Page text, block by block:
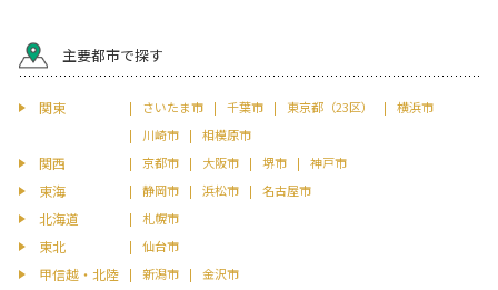
主要都市で探す
関東 さいたま市 千葉市 東京都（23区）
横浜市
川崎市
相模原市
関西 京都市 大阪市 堺市 神戸市
東海 静岡市 浜松市 名古屋市
北海道 札幌市
東北 仙台市
甲信越・北陸 新潟市 金沢市